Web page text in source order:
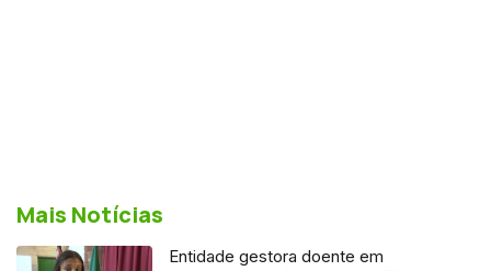
Mais Notícias
Entidade gestora doente em